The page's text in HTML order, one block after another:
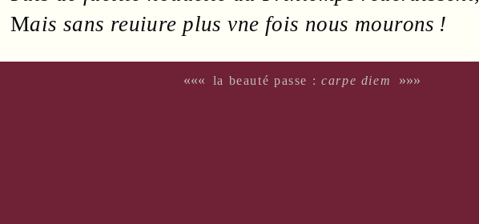
Mais sans reuiure plus vne fois nous mourons !
««« la beauté passe :carpe diem »»»